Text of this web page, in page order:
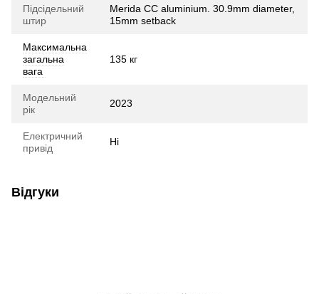
Підсідельний
штир
Merida CC aluminium. 30.9mm diameter,
15mm setback
Максимальна
загальна
вага
135 кг
Модельний
рік
2023
Електричний
привід
Ні
Відгуки